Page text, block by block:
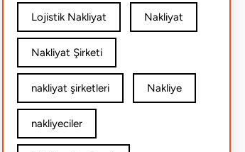
Lojistik Nakliyat Nakliyat
Nakliyat Şirketi
nakliyat şirketleri Nakliye
nakliyeciler